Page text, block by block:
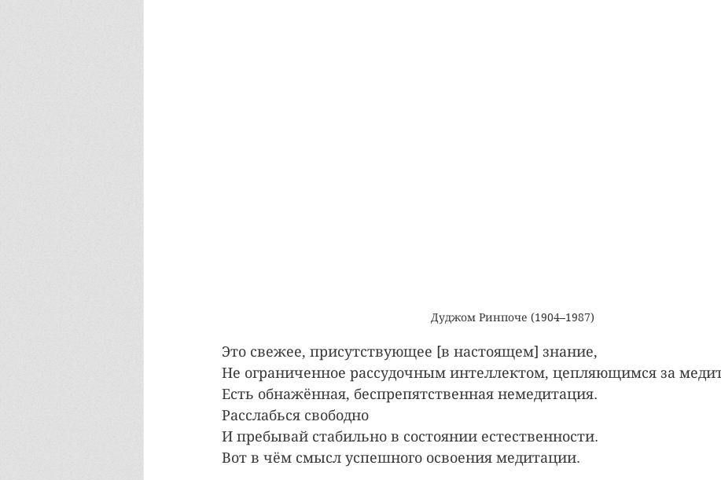
Дуджом Ринпоче (1904–1987)
Это свежее, присутствующее [в настоящем] знание,
Не ограниченное рассудочным интеллектом, цепляющимся за
Есть обнажённая, беспрепятственная немедитация.
Расслабься свободно
И пребывай стабильно в состоянии естественности.
Вот в чём смысл успешного освоения медитации.